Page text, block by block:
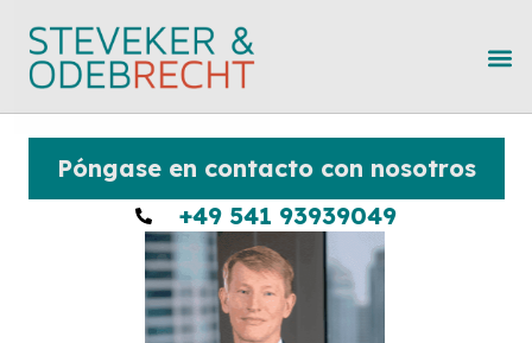
Póngase en contacto con nosotros
+49 541 93939049